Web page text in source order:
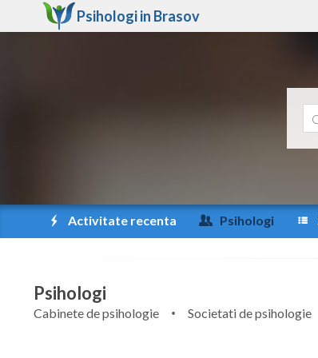
Psihologi in Brasov
Activitate recenta Psihologi
Psihologi
Cabinete de psihologie Societati de psihologie